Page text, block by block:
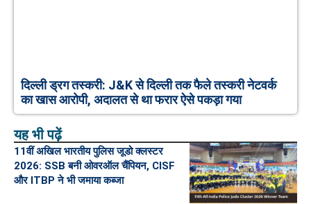
दिल्ली ड्रग तस्करी: J&K से दिल्ली तक फैले तस्करी नेटवर्क
का खास आरोपी, अदालत से था फरार ऐसे पकड़ा गया
यह भी पढ़ें
11वीं अखिल भारतीय पुलिस जूडो क्लस्टर
2026: SSB बनी ओवरऑल चैंपियन, CISF
और ITBP ने भी जमाया कब्जा